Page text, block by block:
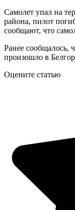
Самолет упал на
района, пилот
сообщают, что
Ранее сообщалось,
произошло в
Оцените статью